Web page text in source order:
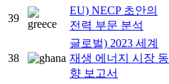
39
EU) NECP 초안의
전력 부문 분석
38
글로벌) 2023 세계
재생 에너지 시장 동
향 보고서